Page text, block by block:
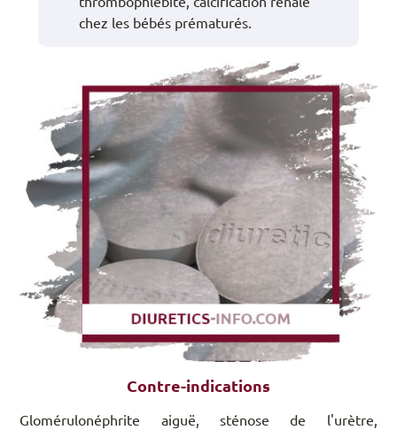
chez les bébés prématurés.
Contre-indications
Glomérulonéphrite aiguë, sténose de l'urètre,